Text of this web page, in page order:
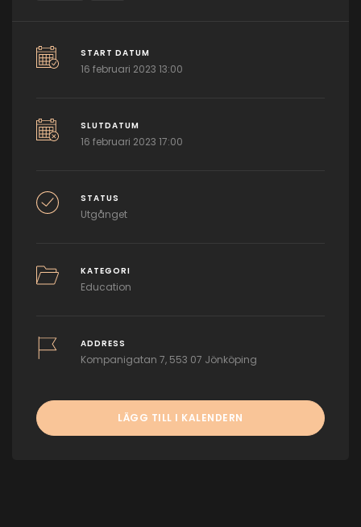
START DATUM
16 februari 2023 13:00
SLUTDATUM
16 februari 2023 17:00
STATUS
Utgånget
KATEGORI
Education
ADDRESS
Kompanigatan 7, 553 07 Jönköping
LÄGG TILL I KALENDERN